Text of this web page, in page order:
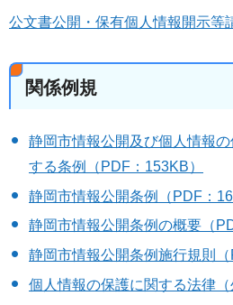
公文書公開・保有個人情報開示等
関係例規
静岡市情報公開及び個人情報
する条例（PDF：153KB）
静岡市情報公開条例（PDF：
静岡市情報公開条例の概要（
静岡市情報公開条例施行規則（
個人情報の保護に関する法律（